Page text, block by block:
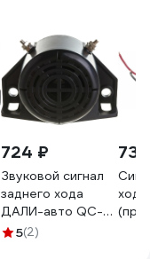
724 ₽
Звуковой сигнал
заднего хода
ДАЛИ-авто QC-3
12-24V DA-02379
5(2)